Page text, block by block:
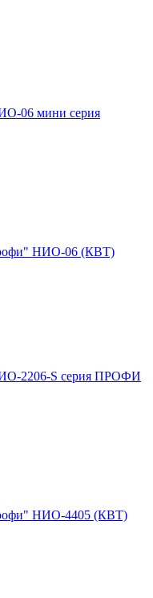
06 мини серия
НИО-06 (КВТ)
2206-S серия ПРОФИ
НИО-4405 (КВТ)